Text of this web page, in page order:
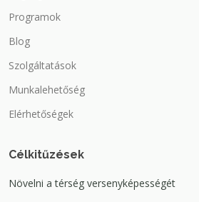
Programok
Blog
Szolgáltatások
Munkalehetőség
Elérhetőségek
Célkitűzések
Növelni a térség versenyképességét